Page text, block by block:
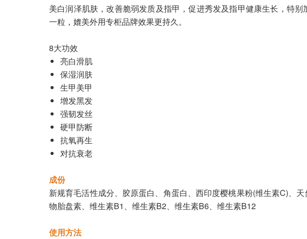
美白润泽肌肤，改善脆弱发质及指甲，促进秀发及指甲健康生长，特
一粒，媲美外用专柜品牌效果更持久。
8大功效
亮白滑肌
保湿润肤
生甲美甲
增发黑发
强韧发丝
硬甲防断
抗氧再生
对抗衰老
成份
新规育毛活性成分、胶原蛋白、角蛋白、西印度樱桃果粉(维生素C)、
物胎盘素、维生素B1、维生素B2、维生素B6、维生素B12
使用方法